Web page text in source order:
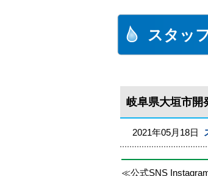
スタッ
岐阜県大垣市開
2021年05月18日
≪公式SNS